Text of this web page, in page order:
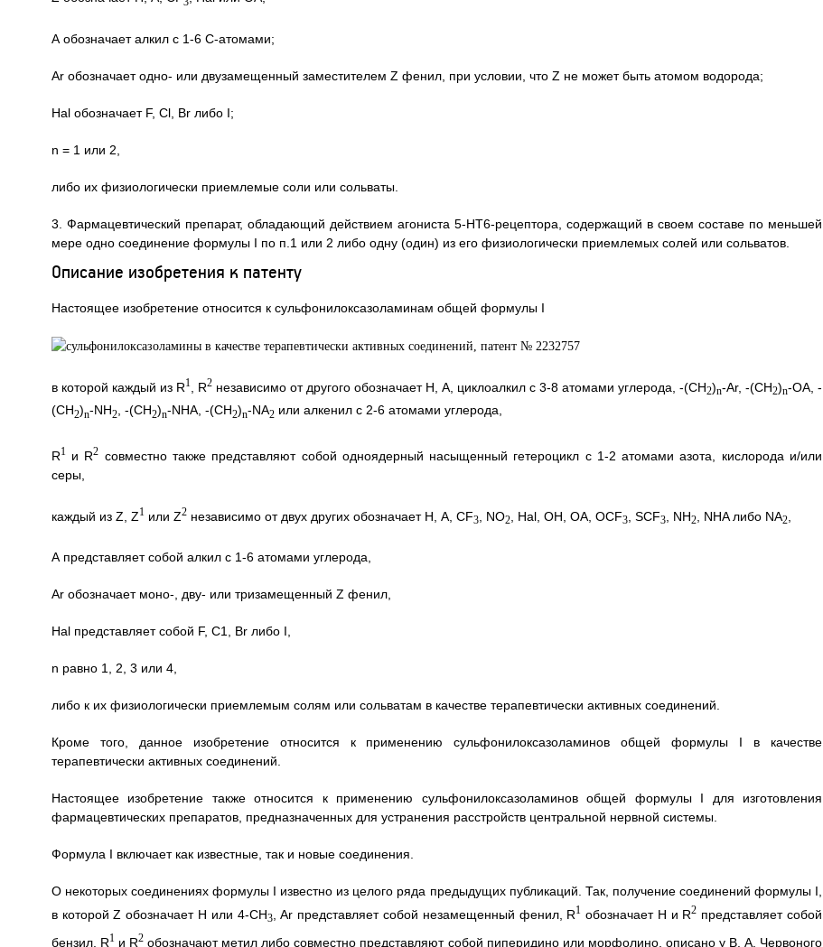
А обозначает алкил с 1-6 С-атомами;
Аr обозначает одно- или двузамещенный заместителем Z фенил, при условии, что Z не может быть атомом водорода;
Hal обозначает F, Cl, Вr либо I;
n = 1 или 2,
либо их физиологически приемлемые соли или сольваты.
3. Фармацевтический препарат, обладающий действием агониста 5-НТ6-рецептора, содержащий в своем составе по меньшей
мере одно соединение формулы I по п.1 или 2 либо одну (один) из его физиологически приемлемых солей или сольватов.
Описание изобретения к патенту
Настоящее изобретение относится к сульфонилоксазоламинам общей формулы I
в которой каждый из R1, R2независимо от другого обозначает Н, А, циклоалкил с 3-8 атомами углерода, -(СН2)n-Аr, -(СН2)n-ОА, -
(CН2)n-NH2, -(СН2)n-NHA, -(СН2)n-NA2или алкенил с 2-6 атомами углерода,
R1и R2 совместно также представляют собой одноядерный насыщенный гетероцикл с 1-2 атомами азота, кислорода и/или
серы,
каждый из Z, Z1или Z2независимо от двух других обозначает Н, А, СF3, NO2, Hal, ОН, ОА, ОСF3, SСF3, NH2, NHA либо NA2,
А представляет собой алкил с 1-6 атомами углерода,
Аr обозначает моно-, дву- или тризамещенный Z фенил,
Hal представляет собой F, C1, Вr либо I,
n равно 1, 2, 3 или 4,
либо к их физиологически приемлемым солям или сольватам в качестве терапевтически активных соединений.
Кроме того, данное изобретение относится к применению сульфонилоксазоламинов общей формулы I в качестве
терапевтически активных соединений.
Настоящее изобретение также относится к применению сульфонилоксазоламинов общей формулы I для изготовления
фармацевтических препаратов, предназначенных для устранения расстройств центральной нервной системы.
Формула I включает как известные, так и новые соединения.
О некоторых соединениях формулы I известно из целого ряда предыдущих публикаций. Так, получение соединений формулы I,
в которой Z обозначает Н или 4-СН3, Аr представляет собой незамещенный фенил, R1 обозначает Н и R2 представляет собой
бензил, R1 и R2 обозначают метил либо совместно представляют собой пиперидино или морфолино, описано у В. А. Червоного